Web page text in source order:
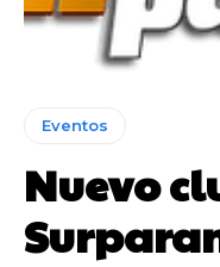
Eventos
Nuevo